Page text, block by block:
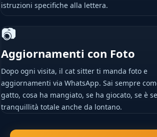
istruzioni specifiche alla lettera.
📷
Aggiornamenti con Foto
Dopo ogni visita, il cat sitter ti manda foto e
aggiornamenti via WhatsApp. Sai sempre
gatto, cosa ha mangiato, se ha giocato, se è
tranquillità totale anche da lontano.